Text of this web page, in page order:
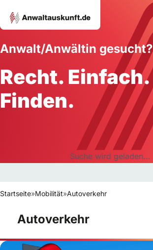
Anwalt/Anwältin gesucht?
Recht. Einfach.
Finden.
Suche wird geladen...
Startseite»Mobilität»Autoverkehr
Autoverkehr